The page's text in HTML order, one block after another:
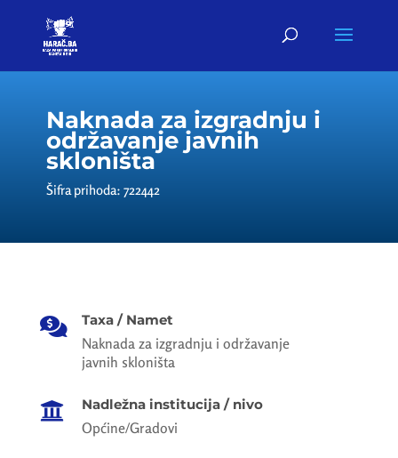
Naknada za izgradnju i
održavanje javnih
skloništa
Šifra prihoda: 722442
 Taxa / Namet
Naknada za izgradnju i održavanje
javnih skloništa
 Nadležna institucija / nivo
Općine/Gradovi